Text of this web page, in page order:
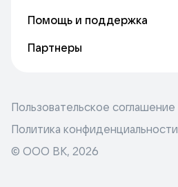
Помощь и поддержка
Партнеры
Пользовательское соглашение
Политика конфиденциальности
© ООО ВК, 2026